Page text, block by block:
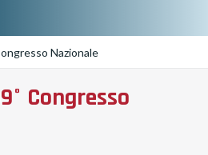
Nazionale
Congresso